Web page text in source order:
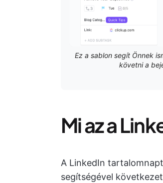
Ez a sablon segít Önnek
követni a
Mi az a
A LinkedIn
segítségével